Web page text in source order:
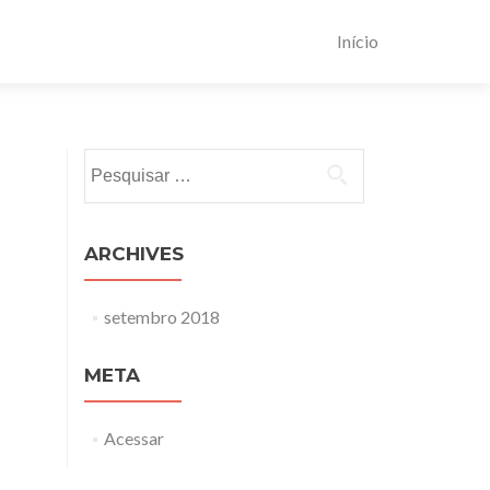
Início
por:
ARCHIVES
setembro 2018
META
Acessar